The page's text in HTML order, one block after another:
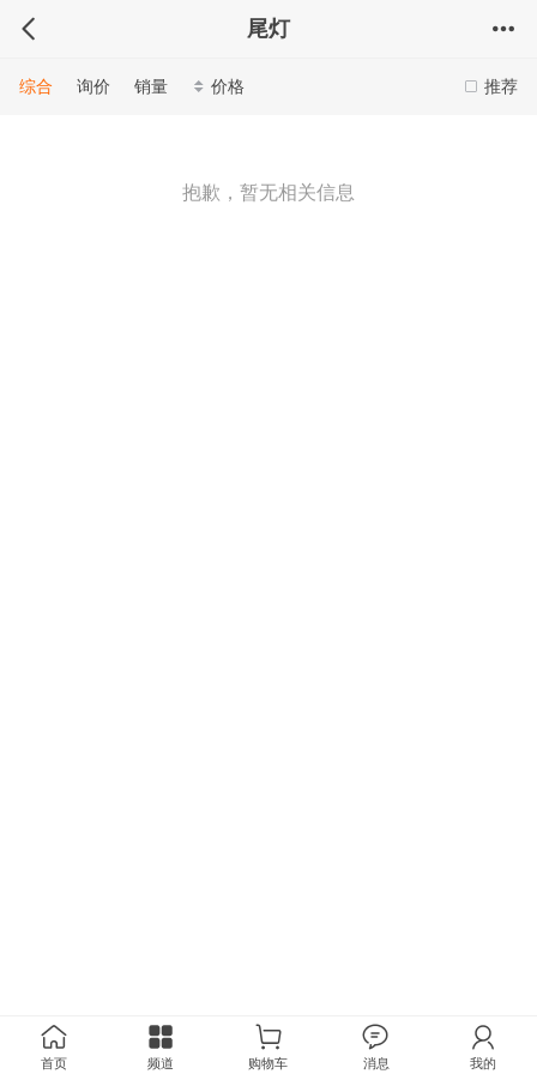
尾灯
推荐
综合 询价 销量 价格
抱歉，暂无相关信息
首页 频道 购物车 消息 我的